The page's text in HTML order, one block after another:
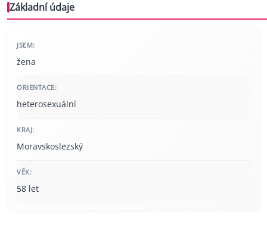
Základní údaje
JSEM:
žena
ORIENTACE:
heterosexuální
KRAJ:
Moravskoslezský
VĚK:
58 let